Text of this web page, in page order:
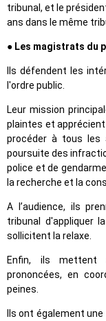
tribunal, et le
ans dans le même
● Les magistrats du
Ils défendent les
l'ordre public.
Leur mission
plaintes et
procéder à tous les
poursuite des
police et de
la recherche et la
A l’audience, ils
tribunal d'appliquer
sollicitent la relaxe.
Enfin, ils mettent
prononcées, en
peines.
Ils ont également